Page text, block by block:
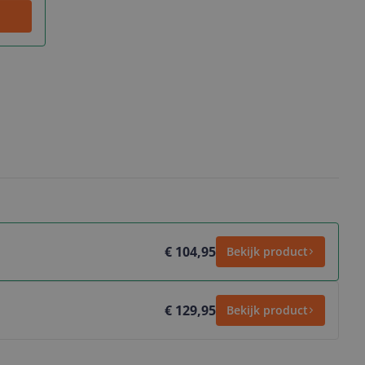
€ 104,95 Bekijk product
€ 129,95 Bekijk product